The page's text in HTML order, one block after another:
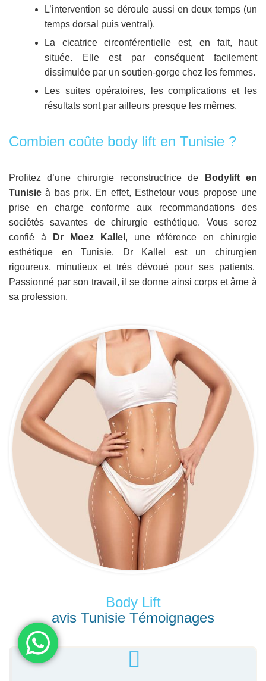
L’intervention se déroule aussi en deux temps (un
temps dorsal puis ventral).
La cicatrice circonférentielle est, en fait, haut
située. Elle est par conséquent facilement
dissimulée par un soutien-gorge chez les femmes.
Les suites opératoires, les complications et les
résultats sont par ailleurs presque les mêmes.
Combien coûte body lift en Tunisie ?
Profitez d’une chirurgie reconstructrice de
Bodylift en
Tunisie à bas prix. En effet, Esthetour vous propose une
prise en charge conforme aux recommandations des
sociétés savantes de chirurgie esthétique. Vous serez
confié à
Dr Moez Kallel , une référence en chirurgie
esthétique en Tunisie. Dr Kallel est un chirurgien
rigoureux, minutieux et très dévoué pour ses patients.
Passionné par son travail, il se donne ainsi corps et âme à
sa profession.
Body Lift
avis Tunisie Témoignages